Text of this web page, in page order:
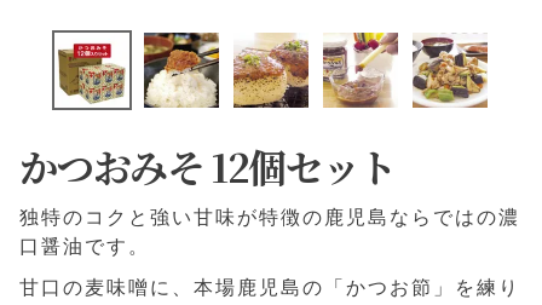
かつおみそ 12個セット
独特のコクと強い甘味が特徴の鹿児島ならではの濃
口醤油です。
甘口の麦味噌に、本場鹿児島の「かつお節」を練り